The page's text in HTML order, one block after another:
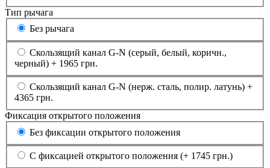
Тип рычага
Без рычага
Скользящий канал G-N (серый, белый, коричн.,
черный) + 1965 грн.
Скользящий канал G-N (нерж. сталь, полир. латунь) +
4365 грн.
Фиксация открытого положения
Без фиксации открытого положения
С фиксацией открытого положения (+ 1745 грн.)